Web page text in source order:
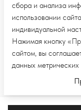
сбора и анализа
использовании
индивидуальной
Нажимая кнопку
сайтом, вы
данных метрических